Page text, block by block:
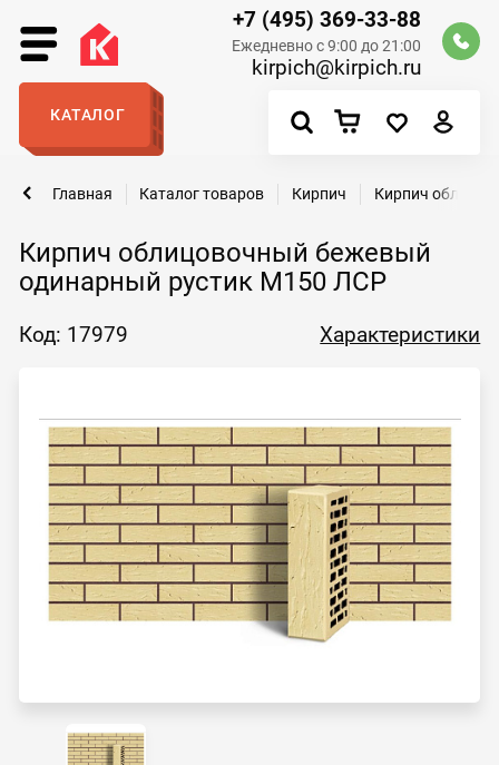
+7 (495) 369-33-88
Ежедневно с 9:00 до 21:00
kirpich@kirpich.ru
КАТАЛОГ
Кирпич облицовочный бежевый
одинарный рустик М150 ЛСР
Главная Каталог товаров Кирпич Кирпич
Код: 17979 Характеристики